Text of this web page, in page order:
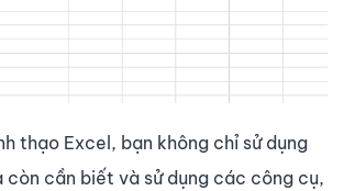
thạo Excel, bạn không chỉ sử dụng
cần biết và sử dụng các công cụ,